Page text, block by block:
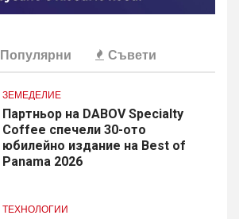
Популярни Съвети
ЗЕМЕДЕЛИЕ
Партньор на DABOV Specialty
Coffee спечели 30-ото
юбилейно издание на Best of
Panama 2026
ТЕХНОЛОГИИ